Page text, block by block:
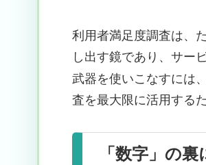
利用者満足度調査は、
し出す鏡であり、サー
武器を使いこなすには
査を最大限に活用する
「数字」の